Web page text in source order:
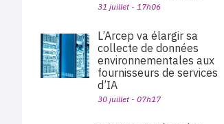
31 juillet - 17h06
L’Arcep va élargir sa
collecte de données
environnementales aux
fournisseurs de services
d’IA
30 juillet - 07h17